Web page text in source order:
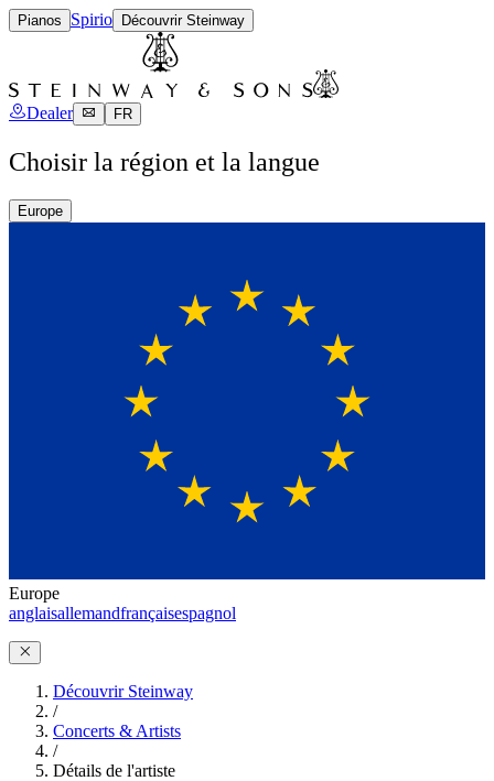
Pianos Spirio Découvrir Steinway
Dealer FR
Choisir la région et la langue
Europe
Europe
anglaisallemandfrançaisespagnol
Découvrir Steinway
/
Concerts & Artists
/
Détails de l'artiste